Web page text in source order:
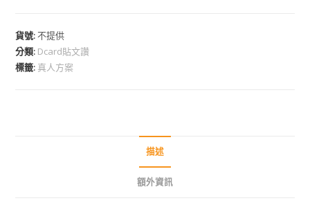
貨號:不提供
分類: Dcard貼文讚
標籤: 真人方案
描述
額外資訊